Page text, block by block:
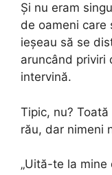
Și nu eram
de oameni care
ieșeau să se
aruncând priviri
intervină.
Tipic, nu?
rău, dar nimeni
„Uită-te la mine